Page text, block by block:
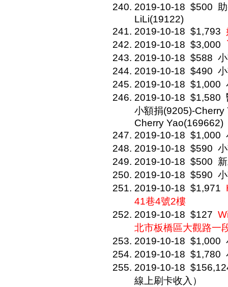
2019-10-18 $500
LiLi(19122)
2019-10-18 $1,793
2019-10-18 $3,000
2019-10-18 $588
2019-10-18 $490
2019-10-18 $1,000
2019-10-18 $1,580
小額捐(9205)-
Cherry Yao(169662)
2019-10-18 $1,000
2019-10-18 $590
2019-10-18 $500
2019-10-18 $590
2019-10-18 $1,971
41巷4號2樓
2019-10-18 $127
北市板橋區大觀路一
2019-10-18 $1,000
2019-10-18 $1,780
2019-10-18
線上刷卡收入）